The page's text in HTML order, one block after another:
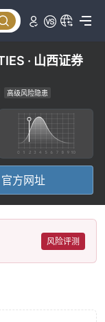
· 山西证券
高级风险隐患
官方网址
风险评测